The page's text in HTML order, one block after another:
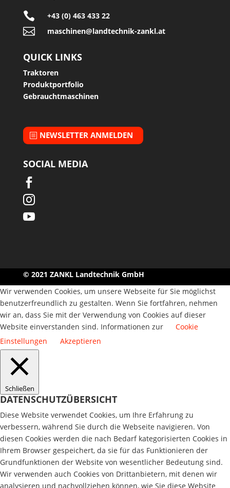
 +43 (0) 463 433 22
 maschinen@landtechnik-zankl.at
QUICK LINKS
Traktoren
Produktportfolio
Gebrauchtmaschinen
NEWSLETTER ANMELDEN
SOCIAL MEDIA



© 2021 ZANKL Landtechnik GmbH
Wir verwenden Cookies, um unsere Webseite für Sie möglichst
benutzerfreundlich zu gestalten. Wenn Sie fortfahren, nehmen
wir an, dass Sie mit der Verwendung von Cookies auf dieser
Website einverstanden sind. Informationen zur
Cookie
Einstellungen
Akzeptieren
Schließen
DATENSCHUTZÜBERSICHT
Diese Website verwendet Cookies, um Ihre Erfahrung zu
verbessern, während Sie durch die Webseite navigieren. Von
diesen Cookies werden die nach Bedarf kategorisierten Cookies in
Ihrem Browser gespeichert, da sie für das Funktionieren der
Grundfunktionen der Website von wesentlicher Bedeutung sind.
Wir verwenden auch Cookies von Drittanbietern, mit denen wir
analysieren und nachvollziehen können, wie Sie diese Website